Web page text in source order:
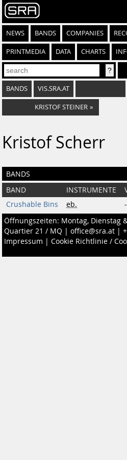
NEWS BANDS COMPANIES
PRINTMEDIA DATA CHARTS
BANDS VIS.SRA.AT
KRISTOF STEINER »
Kristof Scherr
BANDS
BAND INSTRUMENTE
Crushable Bins
eb. -
Öffnungszeiten: Montag, Dienstag
Quartier 21 / MQ | office@sra.at |
Impressum | Cookie Richtlinie /